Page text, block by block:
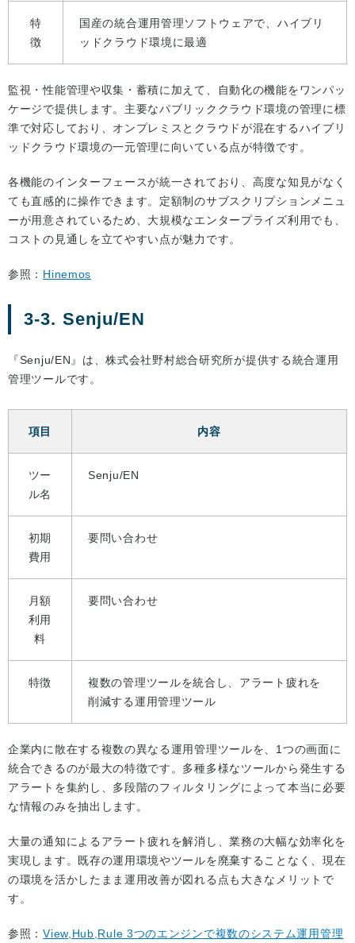
特
徴
国産の統合運用管理ソフトウェアで、ハイブリ
ッドクラウド環境に最適
監視・性能管理や収集・蓄積に加えて、自動化の機能をワンパッ
ケージで提供します。主要なパブリッククラウド環境の管理に標
準で対応しており、オンプレミスとクラウドが混在するハイブリ
ッドクラウド環境の一元管理に向いている点が特徴です。
各機能のインターフェースが統一されており、高度な知見がなく
ても直感的に操作できます。定額制のサブスクリプションメニュ
ーが用意されているため、大規模なエンタープライズ利用でも、
コストの見通しを立てやすい点が魅力です。
参照： Hinemos
3-3. Senju/EN
『Senju/EN』は、株式会社野村総合研究所が提供する統合運用
管理ツールです。
項目 内容
ツー
ル名
Senju/EN
初期
費用
要問い合わせ
月額
利用
料
要問い合わせ
特徴
複数の管理ツールを統合し、アラート疲れを
削減する運用管理ツール
企業内に散在する複数の異なる運用管理ツールを、1つの画面に
統合できるのが最大の特徴です。多種多様なツールから発生する
アラートを集約し、多段階のフィルタリングによって本当に必要
な情報のみを抽出します。
大量の通知によるアラート疲れを解消し、業務の大幅な効率化を
実現します。既存の運用環境やツールを廃棄することなく、現在
の環境を活かしたまま運用改善が図れる点も大きなメリットで
す。
参照：View,Hub,Rule 3つのエンジンで複数のシステム運用管理